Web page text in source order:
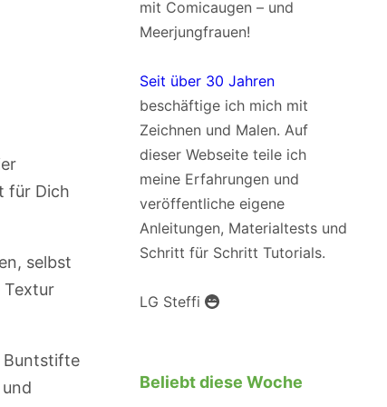
für Dich
selbst
Textur
Buntstifte
mit Comicaugen – und
Meerjungfrauen!
Seit über 30 Jahren
beschäftige ich mich mit
Zeichnen und Malen. Auf
dieser Webseite teile ich
meine Erfahrungen und
veröffentliche eigene
Anleitungen, Materialtests und
Schritt für Schritt Tutorials.
LG Steffi
Beliebt diese Woche